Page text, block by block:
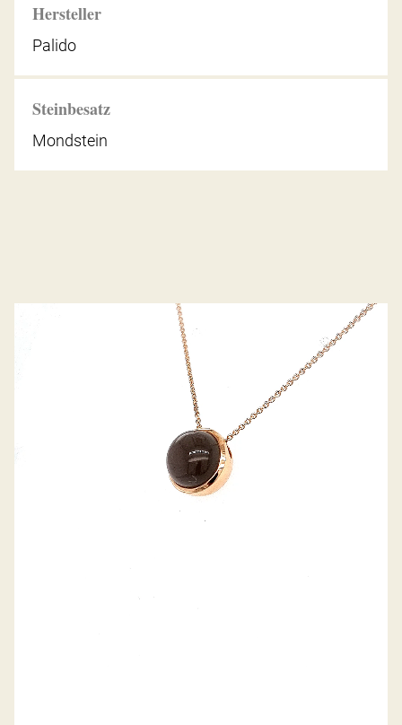
Hersteller
Palido
Steinbesatz
Mondstein